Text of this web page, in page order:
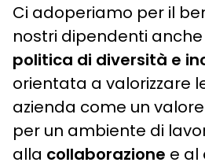
Ci adoperiamo per il
nostri dipendenti
politica di diversità e
orientata a valorizzare
azienda come un
per un ambiente di
alla collaborazione e al